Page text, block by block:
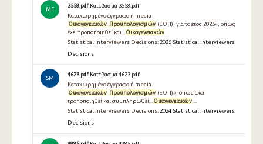
ΜΓ
3558.pdf Κατέβασμα 3558.pdf
Καταχωρημένο έγγραφο ή media
Οικογενειακών Προϋπολογισμών (ΕΟΠ), για το έτος 2025», όπως
έχει τροποποιηθεί και...
Οικογενειακών
Statistical Interviewers Decisions: 2025 Statistical Interviewers
Decisions
SM
4623.pdf Κατέβασμα 4623.pdf
Καταχωρημένο έγγραφο ή media
Οικογενειακών Προϋπολογισμών (ΕΟΠ)», όπως έχει
τροποποιηθεί και συμπληρωθεί... Οικογενειακών ...
Statistical Interviewers Decisions: 2024 Statistical Interviewers
Decisions